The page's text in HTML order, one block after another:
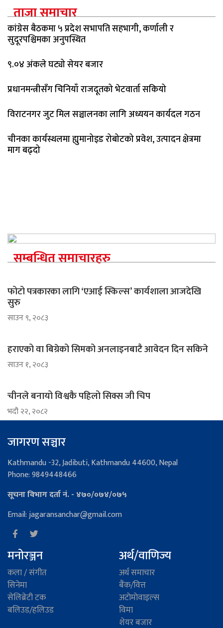
ताजा समाचार
कांग्रेस बैठकमा ५ प्रदेश सभापति सहभागी, कर्णाली र
सुदूरपश्चिमका अनुपस्थित
९.०४ अंकले घट्यो सेयर बजार
प्रधानमन्त्रीसँग चिनियाँ राजदूतको भेटवार्ता सकियो
विराटनगर जुट मिल सञ्चालनका लागि अध्ययन कार्यदल गठन
चीनका कार्यस्थलमा ह्युमानोइड रोबोटको प्रवेश, उत्पादन क्षेत्रमा
माग बढ्दो
सम्बन्धित समाचारहरु
फोटो पत्रकारका लागि ‘एआई स्किल्स’ कार्यशाला आजदेखि
सुरु
साउन ९, २०८३
हराएको वा बिग्रेको सिमको अनलाइनबाटै आवेदन दिन सकिने
साउन १, २०८३
चीनले बनायो विश्वकै पहिलो सिक्स जी चिप
भदौ २२, २०८२
जागरण सञ्चार
Kathmandu -32, Jadibuti, Kathmandu 44600, Nepal
Phone: 9849448466
सूचना विभाग दर्ता नं. - ४७०/०७४/०७५
Email: jagaransanchar@gmail.com
मनोरञ्जन
कला / संगीत
सिनेमा
सेलिब्रेटी टक
बलिउड/हलिउड
अर्थ/वाणिज्य
अर्थ समाचार
बैंक/वित्त
अटाेमाेवाइल्स
विमा
शेयर बजार